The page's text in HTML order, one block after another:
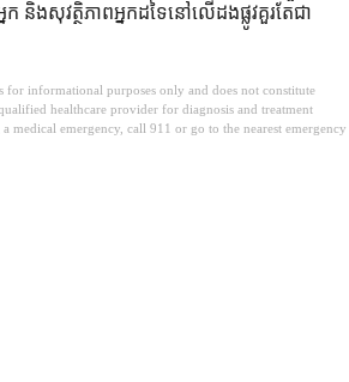
ក និងសុវត្ថិភាពអ្នកដទៃនៅលើដងផ្លូវគួរតែជា
for informational purposes only and does not constitute
healthcare provider for diagnosis and treatment
medical emergency, call 911 or go to the nearest emergency